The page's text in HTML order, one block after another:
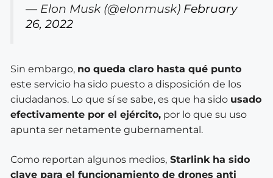
— Elon Musk (@elonmusk) February
26, 2022
Sin embargo, no queda claro hasta qué punto
este servicio ha sido puesto a disposición de los
ciudadanos. Lo que sí se sabe, es que ha sido usado
efectivamente por el ejército, por lo que su uso
apunta ser netamente gubernamental.
Como reportan algunos medios, Starlink ha sido
clave para el funcionamiento de drones anti